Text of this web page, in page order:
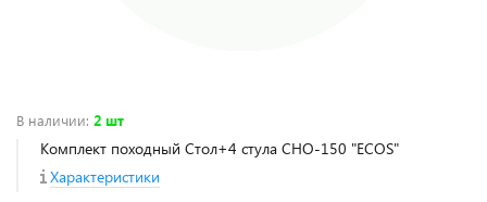
В наличии: 2 шт
Комплект походный Стол+4 стула СНО-150 "ECOS"
Характеристики